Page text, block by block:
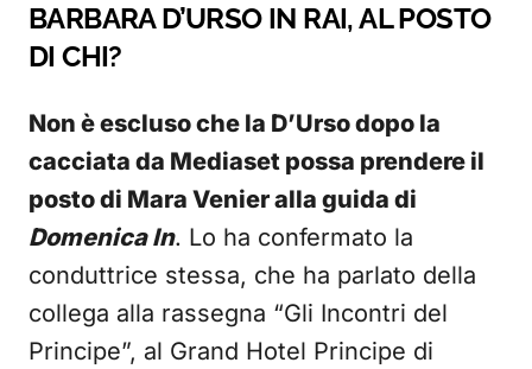
BARBARA D’URSO IN RAI, AL POSTO
DI CHI?
Non è escluso che la D’Urso dopo la
cacciata da Mediaset possa prendere il
posto di Mara Venier alla guida di
Domenica In. Lo ha confermato la
conduttrice stessa, che ha parlato della
collega alla rassegna “Gli Incontri del
Principe”, al Grand Hotel Principe di